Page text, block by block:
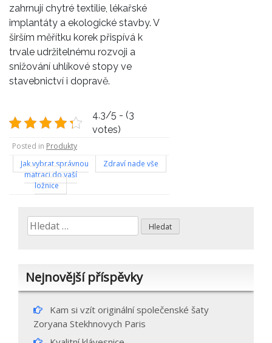
zahrnují chytré textilie, lékařské
implantáty a ekologické stavby. V
širším měřítku korek přispívá k
trvale udržitelnému rozvoji a
snižování uhlíkové stopy ve
stavebnictví i dopravě.
4.3/5 - (3
votes)
Posted in Produkty
Navigace
pro
příspěvek
Jak vybrat správnou
matraci do vaší
ložnice
Zdraví nade vše
Vyhledávání
Nejnovější příspěvky
Kam si vzít originální společenské šaty
Zoryana Stekhnovych Paris